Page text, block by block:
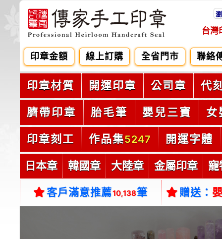
台灣
印章金額 線上訂購 全省門市 聯絡
印章材質 開運印章 公司章 代
臍帶印章 胎毛筆 嬰兒三寶 女
印章刻工 作品集5247 開運字體
日本章 韓國章 大陸章 金屬印章 寵
客戶滿意推薦10,138筆 贈送：